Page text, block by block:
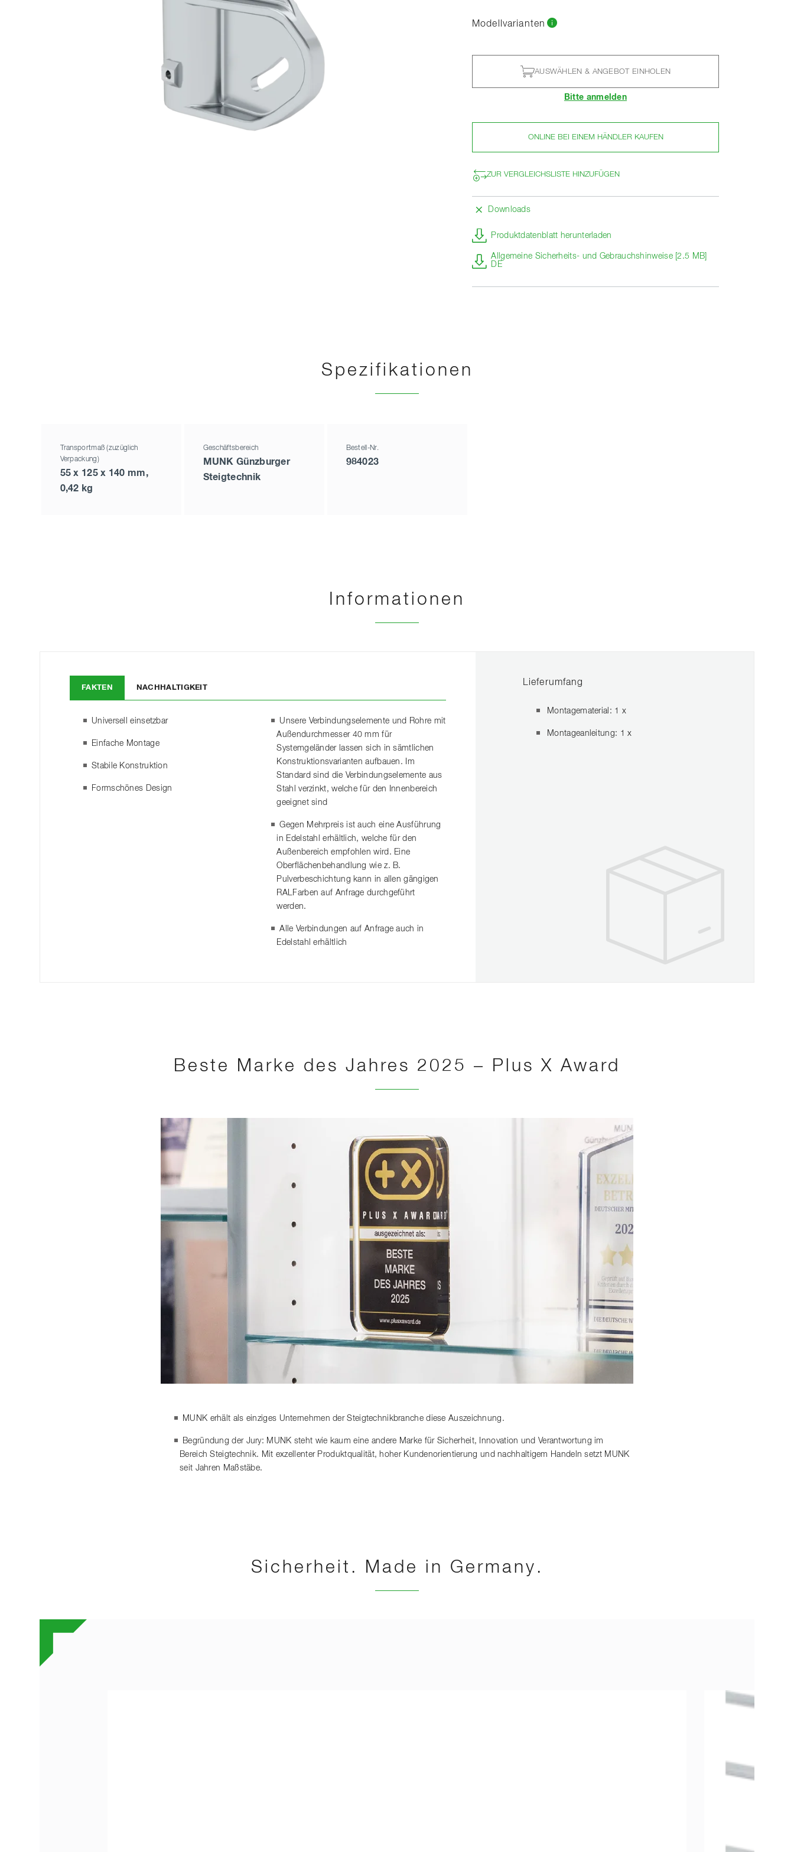
Modellvarianten
AUSWÄHLEN & ANGEBOT EINHOLEN
Bitte anmelden
ONLINE BEI EINEM HÄNDLER KAUFEN
ZUR VERGLEICHSLISTE HINZUFÜGEN
Downloads
Produktdatenblatt herunterladen
Allgemeine Sicherheits- und Gebrauchshinweise [2.5 MB]
DE
Spezifikationen
Transportmaß (zuzüglich
Verpackung)
55 x 125 x 140 mm,
0,42 kg
Geschäftsbereich
MUNK Günzburger
Steigtechnik
Bestell-Nr.
984023
Informationen
FAKTEN NACHHALTIGKEIT
Universell einsetzbar
Einfache Montage
Stabile Konstruktion
Formschönes Design
Unsere Verbindungselemente und Rohre mit
Außendurchmesser 40 mm für
Systemgeländer lassen sich in sämtlichen
Konstruktionsvarianten aufbauen. Im
Standard sind die Verbindungselemente aus
Stahl verzinkt, welche für den Innenbereich
geeignet sind
Gegen Mehrpreis ist auch eine Ausführung
in Edelstahl erhältlich, welche für den
Außenbereich empfohlen wird. Eine
Oberflächenbehandlung wie z. B.
Pulverbeschichtung kann in allen gängigen
RALFarben auf Anfrage durchgeführt
werden.
Alle Verbindungen auf Anfrage auch in
Edelstahl erhältlich
Lieferumfang
Montagematerial: 1 x
Montageanleitung: 1 x
Beste Marke des Jahres 2025 – Plus X Award
MUNK erhält als einziges Unternehmen der Steigtechnikbranche diese Auszeichnung.
Begründung der Jury: MUNK steht wie kaum eine andere Marke für Sicherheit, Innovation und Verantwortung im
Bereich Steigtechnik. Mit exzellenter Produktqualität, hoher Kundenorientierung und nachhaltigem Handeln setzt MUNK
seit Jahren Maßstäbe.
Sicherheit. Made in Germany.